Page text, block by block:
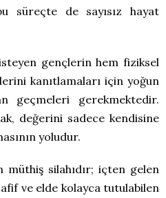
süreçte de sayısız hayat
gençlerin hem fiziksel
kanıtlamaları için yoğun
geçmeleri gerekmektedir.
değerini sadece kendisine
yoludur.
silahıdır; içten gelen
ve elde kolayca tutulabilen